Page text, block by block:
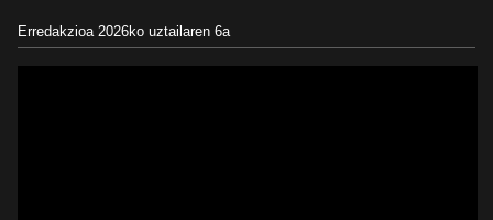
Erredakzioa 2026ko uztailaren 6a